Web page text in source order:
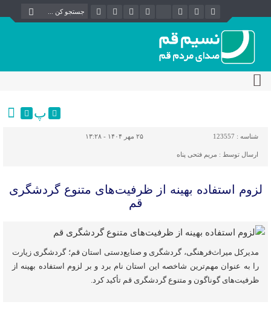
پ
شناسه : 123557 ۲۵ مهر ۱۴۰۴ - ۱۳:۲۸
ارسال توسط : مریم فتحی پناه
لزوم استفاده بهینه از ظرفیت‌های متنوع گردشگری
قم
مدیرکل میراث‌فرهنگی، گردشگری و صنایع‌دستی استان قم؛ گردشگری زیارت
را به عنوان مهم‌ترین شاخصه این استان نام برد و بر لزوم استفاده بهینه از
ظرفیت‌های گوناگون و متنوع گردشگری قم تأکید کرد.